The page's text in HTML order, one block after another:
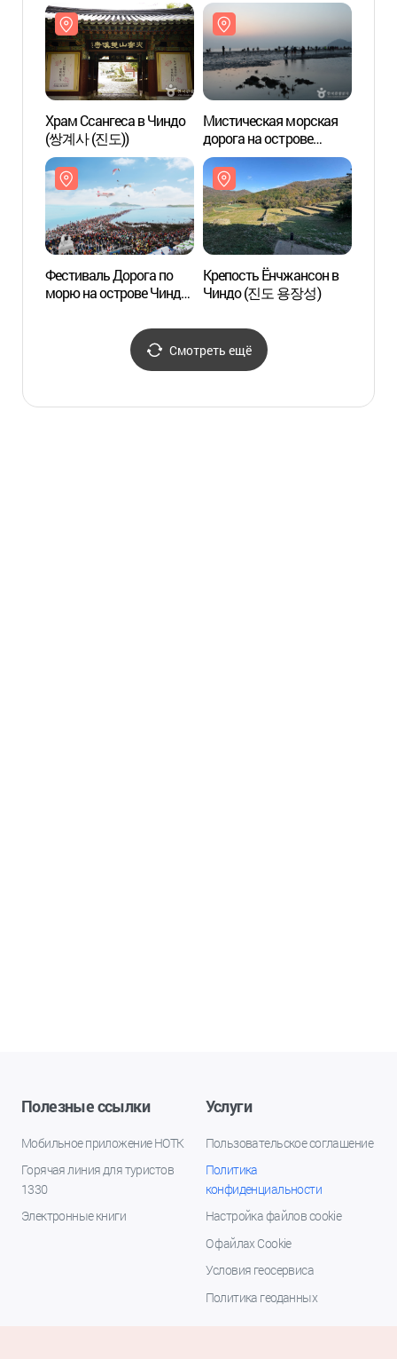
(진도 운림산방)
Храм Ссангеса в Чиндо
(쌍계사 (진도))
Мистическая морская
дорога на острове
Чиндо (진도 신비의
바닷길)
Фестиваль Дорога по
морю на острове Чиндо
Крепость Ёнчжансон в
Чиндо (진도 용장성)
Смотреть ещё
Полезные ссылки
Мобильное приложение НОТК
Горячая линия для туристов
1330
Электронные книги
Услуги
Пользовательское соглашение
Политика
конфиденциальности
Настройка файлов cookie
О файлах Cookie
Условия геосервиса
Политика геоданных